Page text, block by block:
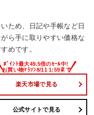
ため、日記や手帳など日
ら手に取りやすい価格な
めです。
楽天市場で見る
公式サイトで見る